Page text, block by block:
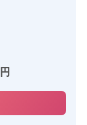
円